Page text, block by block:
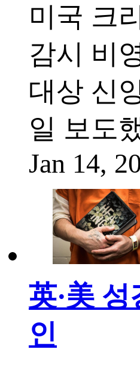
미국 크
감시 비
대상 신
일 보도
Jan 14,
英·美
인